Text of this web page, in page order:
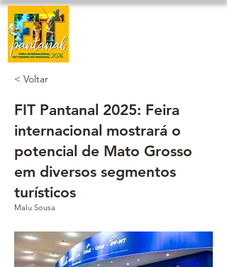
< Voltar
FIT Pantanal 2025: Feira
internacional mostrará o
potencial de Mato Grosso
em diversos segmentos
turísticos
Malu Sousa